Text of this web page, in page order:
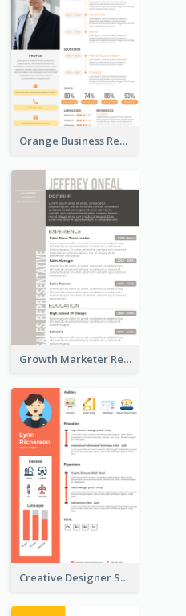
Orange Business Resume
Growth Marketer Resume
Creative Designer Student Resume